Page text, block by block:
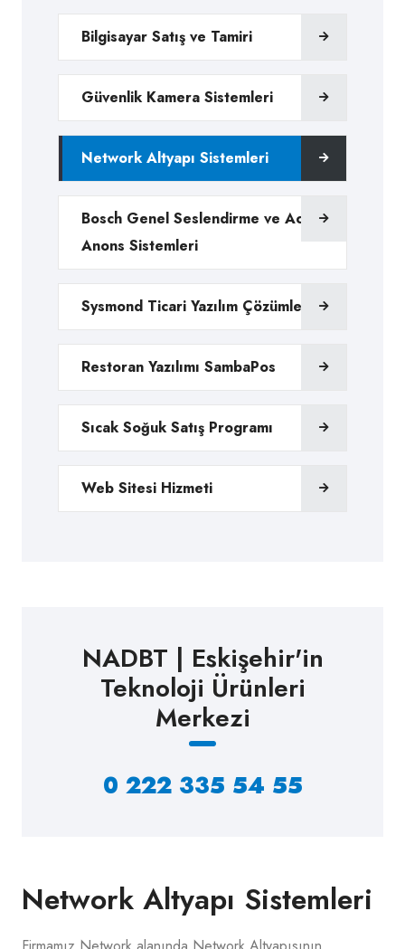
Bilgisayar Satış ve Tamiri
Güvenlik Kamera Sistemleri
Network Altyapı Sistemleri
Bosch Genel Seslendirme ve Acil
Anons Sistemleri
Sysmond Ticari Yazılım Çözümleri
Restoran Yazılımı SambaPos
Sıcak Soğuk Satış Programı
Web Sitesi Hizmeti
NADBT | Eskişehir'in
Teknoloji Ürünleri
Merkezi
0 222 335 54 55
Network Altyapı Sistemleri